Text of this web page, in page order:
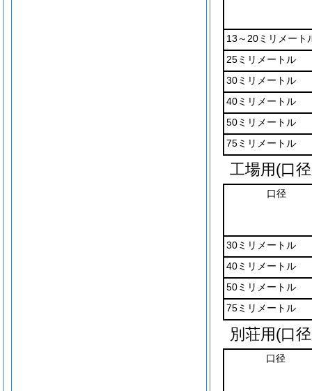
13～20ミリメート
25ミリメートル
30ミリメートル
40ミリメートル
50ミリメートル
75ミリメートル
工場用(口
口径
30ミリメートル
40ミリメートル
50ミリメートル
75ミリメートル
別荘用(口
口径